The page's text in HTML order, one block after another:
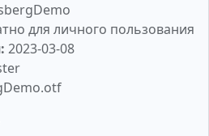
для личного пользования
2023-03-08